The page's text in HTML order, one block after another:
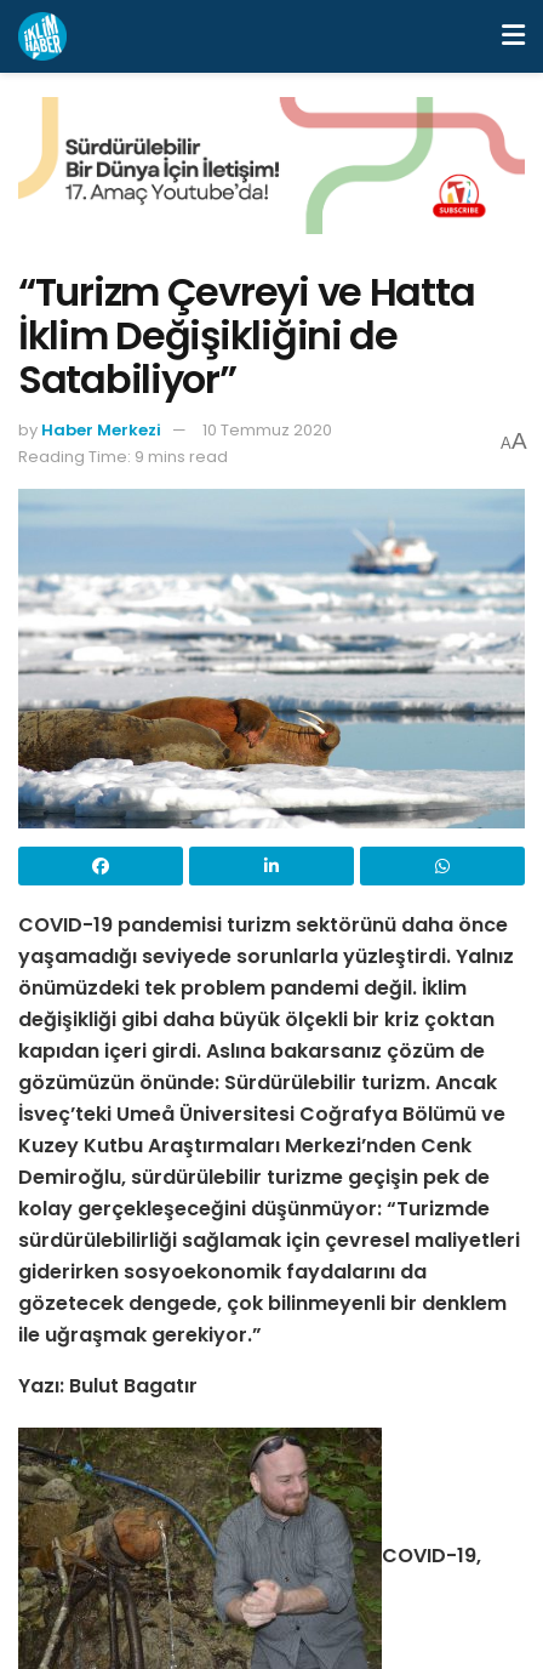
“Turizm Çevreyi ve Hatta
İklim Değişikliğini de
Satabiliyor”
by Haber Merkezi
10 Temmuz 2020
Reading Time: 9 mins read
AA
COVID-19 pandemisi turizm sektörünü daha önce
yaşamadığı seviyede sorunlarla yüzleştirdi. Yalnız
önümüzdeki tek problem pandemi değil. İklim
değişikliği gibi daha büyük ölçekli bir kriz çoktan
kapıdan içeri girdi. Aslına bakarsanız çözüm de
gözümüzün önünde: Sürdürülebilir turizm. Ancak
İsveç’teki Umeå Üniversitesi Coğrafya Bölümü ve
Kuzey Kutbu Araştırmaları Merkezi’nden Cenk
Demiroğlu, sürdürülebilir turizme geçişin pek de
kolay gerçekleşeceğini düşünmüyor: “Turizmde
sürdürülebilirliği sağlamak için çevresel maliyetleri
giderirken sosyoekonomik faydalarını da
gözetecek dengede, çok bilinmeyenli bir denklem
ile uğraşmak gerekiyor.”
Yazı: Bulut Bagatır
COVID-19,